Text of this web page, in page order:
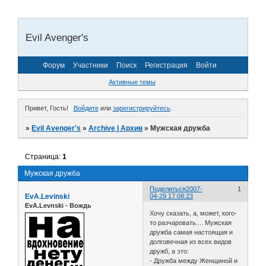
Evil Avenger's
Форум Участники Поиск Регистрация Войти
Активные темы
Привет, Гость! Войдитеили зарегистрируйтесь.
»Evil Avenger's »Archive | Архив »Мужская дружба
Мужская дружба
Страница:1
Поделиться 1
2007-
04-29 17:08:23
EvA.Levinski
EvA.Levnski - Вождь
Хочу сказать, а, может, кого-
то разчаровать.... Мужская
дружба самая настоящая и
долговечная из всех видов
дружб, а это:
- Дружба между Женщиной и